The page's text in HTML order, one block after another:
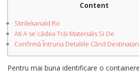
Content
Stirilekanald Ro
Ati A se cădea Trăi Materialis Si De
Confirmă Întruna Detaliile Când
Pentru mai buna identificare o